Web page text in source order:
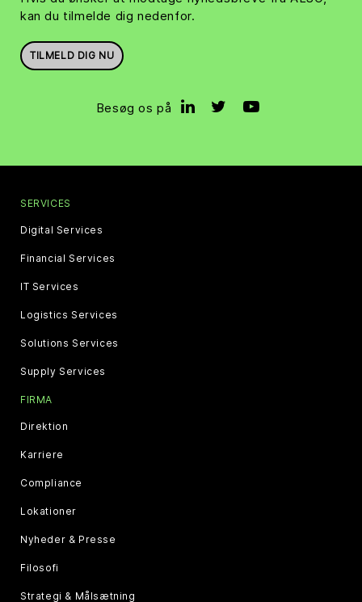
kan du tilmelde dig nedenfor.
TILMELD DIG NU
Besøg os på
SERVICES
Digital Services
Financial Services
IT Services
Logistics Services
Solutions Services
Supply Services
FIRMA
Direktion
Karriere
Compliance
Lokationer
Nyheder & Presse
Filosofi
Strategi & Målsætning